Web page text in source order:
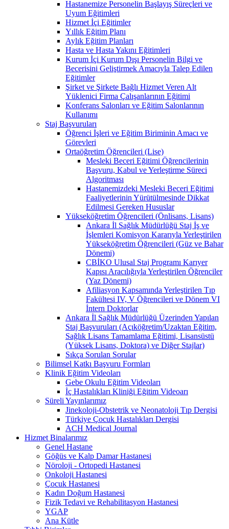
Hastanemize Personelin Başlayış Süreçleri ve
Uyum Eğitimleri
Hizmet İçi Eğitimler
Yıllık Eğitim Planı
Aylık Eğitim Planları
Hasta ve Hasta Yakını Eğitimleri
Kurum İçi Kurum Dışı Personelin Bilgi ve
Becerisini Geliştirmek Amacıyla Talep Edilen
Eğitimler
Şirket ve Şirkete Bağlı Hizmet Veren Alt
Yüklenici Firma Çalışanlarının Eğitimi
Konferans Salonları ve Eğitim Salonlarının
Kullanımı
Staj Başvuruları
Öğrenci İşleri ve Eğitim Biriminin Amacı ve
Görevleri
Ortaöğretim Öğrencileri (Lise)
Mesleki Beceri Eğitimi Öğrencilerinin
Başvuru, Kabul ve Yerleştirme Süreci
Algoritması
Hastanemizdeki Mesleki Beceri Eğitimi
Faaliyetlerinin Yürütülmesinde Dikkat
Edilmesi Gereken Hususlar
Yükseköğretim Öğrencileri (Önlisans, Lisans)
Ankara İl Sağlık Müdürlüğü Staj İş ve
İşlemleri Komisyon Kararıyla Yerleştirilen
Yükseköğretim Öğrencileri (Güz ve Bahar
Dönemi)
CBİKO Ulusal Staj Programı Karıyer
Kapısı Aracılığıyla Yerleştirilen Öğrenciler
(Yaz Dönemi)
Afiliasyon Kapsamında Yerleştirilen Tıp
Fakültesi IV, V Öğrencileri ve Dönem VI
İntern Doktorlar
Ankara İl Sağlık Müdürlüğü Üzerinden Yapılan
Staj Başvuruları (Açıköğretim/Uzaktan Eğitim,
Sağlık Lisans Tamamlama Eğitimi, Lisansüstü
(Yüksek Lisans, Doktora) ve Diğer Stajlar)
Sıkça Sorulan Sorular
Bilimsel Katkı Başvuru Formları
Klinik Eğitim Videoları
Gebe Okulu Eğitim Videoları
İç Hastalıkları Kliniği Eğitim Videoarı
Süreli Yayınlarımız
Jinekoloji-Obstetrik ve Neonatoloji Tıp Dergisi
Türkiye Çocuk Hastalıkları Dergisi
ACH Medical Journal
Hizmet Binalarımız
Genel Hastane
Göğüs ve Kalp Damar Hastanesi
Nöroloji - Ortopedi Hastanesi
Onkoloji Hastanesi
Çocuk Hastanesi
Kadın Doğum Hastanesi
Fizik Tedavi ve Rehabilitasyon Hastanesi
YGAP
Ana Kütle